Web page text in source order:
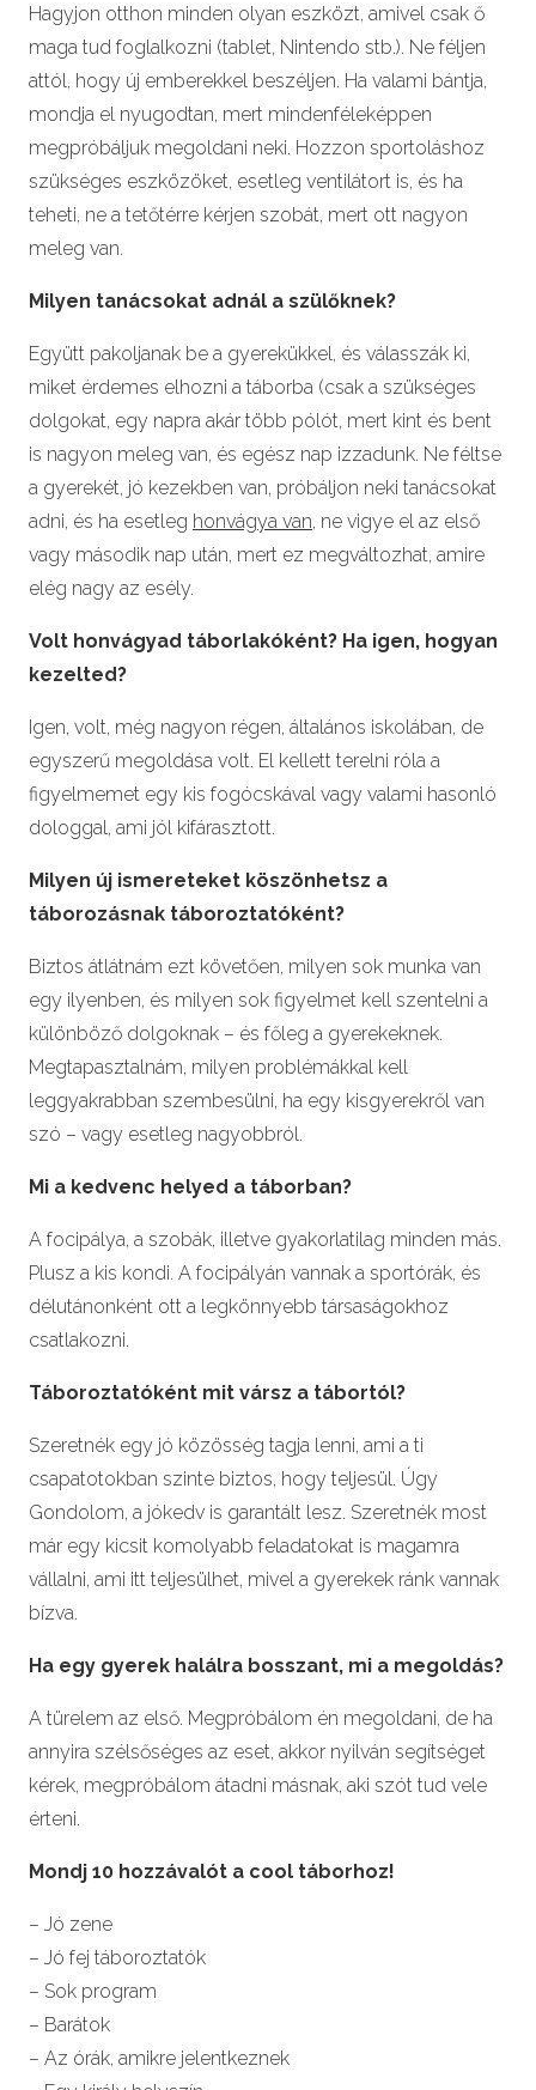
Hagyjon otthon minden olyan eszközt, amivel csak ő
maga tud foglalkozni (tablet, Nintendo stb.). Ne féljen
attól, hogy új emberekkel beszéljen. Ha valami bántja,
mondja el nyugodtan, mert mindenféleképpen
megpróbáljuk megoldani neki. Hozzon sportoláshoz
szükséges eszközöket, esetleg ventilátort is, és ha
teheti, ne a tetőtérre kérjen szobát, mert ott nagyon
meleg van.
Milyen tanácsokat adnál a szülőknek?
Együtt pakoljanak be a gyerekükkel, és válasszák ki,
miket érdemes elhozni a táborba (csak a szükséges
dolgokat, egy napra akár több pólót, mert kint és bent
is nagyon meleg van, és egész nap izzadunk. Ne féltse
a gyerekét, jó kezekben van, próbáljon neki tanácsokat
adni, és ha esetleg honvágya van, ne vigye el az első
vagy második nap után, mert ez megváltozhat, amire
elég nagy az esély.
Volt honvágyad táborlakóként? Ha igen, hogyan
kezelted?
Igen, volt, még nagyon régen, általános iskolában, de
egyszerű megoldása volt. El kellett terelni róla a
figyelmemet egy kis fogócskával vagy valami hasonló
dologgal, ami jól kifárasztott.
Milyen új ismereteket köszönhetsz a
táborozásnak táboroztatóként?
Biztos átlátnám ezt követően, milyen sok munka van
egy ilyenben, és milyen sok figyelmet kell szentelni a
különböző dolgoknak – és főleg a gyerekeknek.
Megtapasztalnám, milyen problémákkal kell
leggyakrabban szembesülni, ha egy kisgyerekről van
szó – vagy esetleg nagyobbról.
Mi a kedvenc helyed a táborban?
A focipálya, a szobák, illetve gyakorlatilag minden más.
Plusz a kis kondi. A focipályán vannak a sportórák, és
délutánonként ott a legkönnyebb társaságokhoz
csatlakozni.
Táboroztatóként mit vársz a tábortól?
Szeretnék egy jó közösség tagja lenni, ami a ti
csapatotokban szinte biztos, hogy teljesül. Úgy
Gondolom, a jókedv is garantált lesz. Szeretnék most
már egy kicsit komolyabb feladatokat is magamra
vállalni, ami itt teljesülhet, mivel a gyerekek ránk vannak
bízva.
Ha egy gyerek halálra bosszant, mi a megoldás?
A türelem az első. Megpróbálom én megoldani, de ha
annyira szélsőséges az eset, akkor nyilván segítséget
kérek, megpróbálom átadni másnak, aki szót tud vele
érteni.
Mondj 10 hozzávalót a cool táborhoz!
– Jó zene
– Jó fej táboroztatók
– Sok program
– Barátok
– Az órák, amikre jelentkeznek